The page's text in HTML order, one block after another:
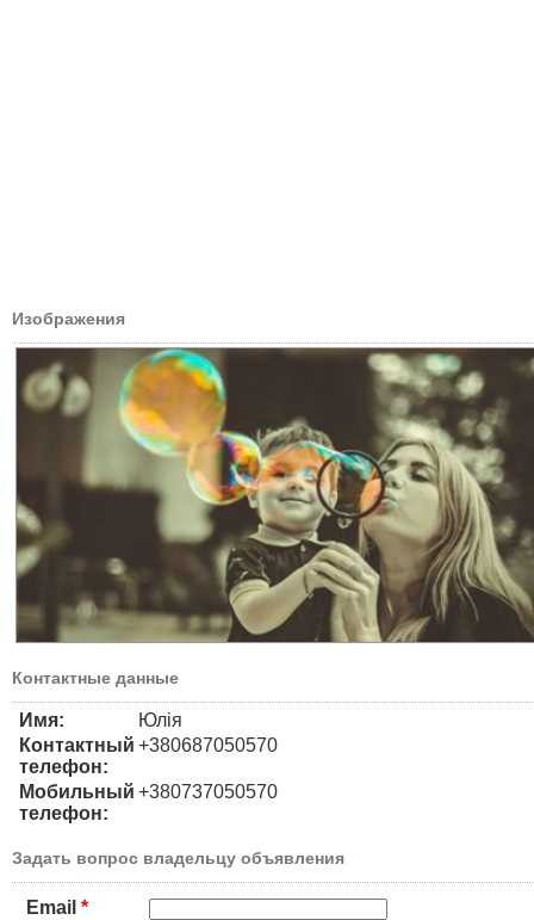
Изображения
Контактные данные
Имя:
Юлія
Контактный
телефон:
+380687050570
Мобильный
телефон:
+380737050570
Задать вопрос владельцу объявления
Email *